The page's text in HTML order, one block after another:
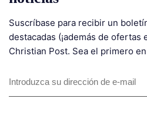
Suscríbase para recibir un
destacadas (¡además de ofertas
Christian Post. Sea el primero